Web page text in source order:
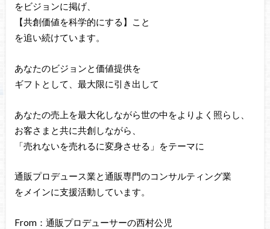
をビジョンに掲げ、
【共創価値を科学的にする】こと
を追い続けています。
あなたのビジョンと価値提供を
ギフトとして、最大限に引き出して
あなたの売上を最大化しながら世の中をよりよく照らし、
お客さまと共に共創しながら、
「売れないを売れるに変身させる」をテーマに
通販プロデュース業と通販専門のコンサルティング業
をメインに支援活動しています。
From：通販プロデューサーの西村公児